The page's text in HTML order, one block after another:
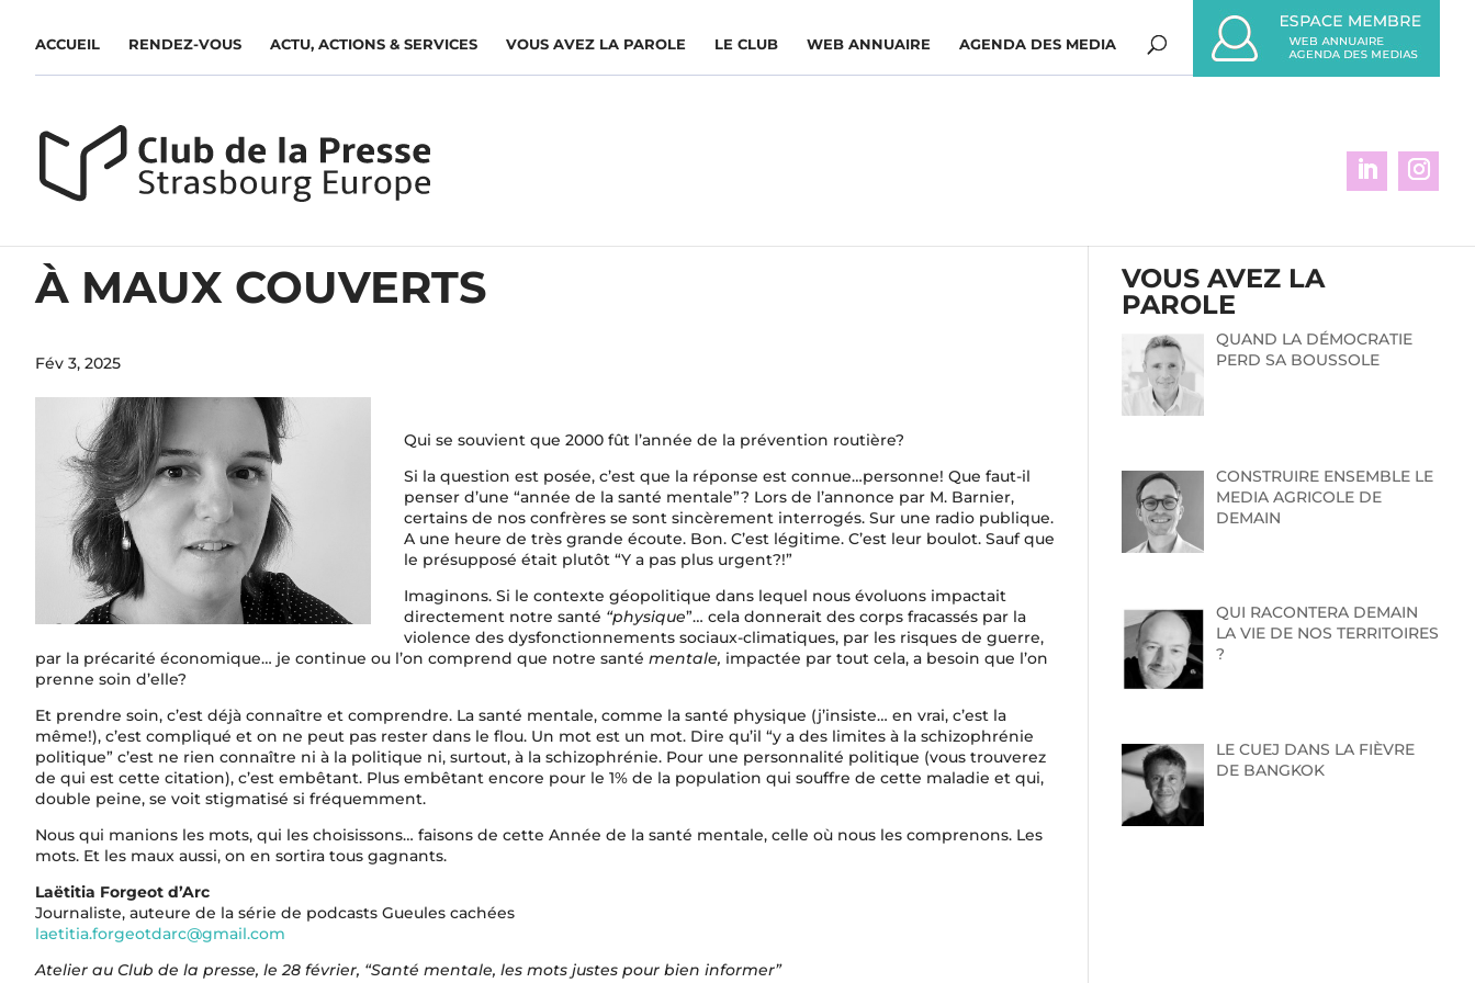
ACCUEIL RENDEZ-VOUS ACTU, ACTIONS & SERVICES VOUS AVEZ LA PAROLE LE CLUB WEB ANNUAIRE AGENDA DES MEDIA
À MAUX COUVERTS
Fév 3, 2025
Qui se souvient que 2000 fût l’année de la prévention routière?
Si la question est posée, c’est que la réponse est connue…personne! Que faut-il
penser d’une “année de la santé mentale”? Lors de l’annonce par M. Barnier,
certains de nos confrères se sont sincèrement interrogés. Sur une radio publique.
A une heure de très grande écoute. Bon. C’est légitime. C’est leur boulot. Sauf que
le présupposé était plutôt “Y a pas plus urgent?!”
Imaginons. Si le contexte géopolitique dans lequel nous évoluons impactait
directement notre santé “physique”… cela donnerait des corps fracassés par la
violence des dysfonctionnements sociaux-climatiques, par les risques de guerre,
par la précarité économique… je continue ou l’on comprend que notre santé mentale, impactée par tout cela, a besoin que l’on
prenne soin d’elle?
Et prendre soin, c’est déjà connaître et comprendre. La santé mentale, comme la santé physique (j’insiste… en vrai, c’est la
même!), c’est compliqué et on ne peut pas rester dans le flou. Un mot est un mot. Dire qu’il “y a des limites à la schizophrénie
politique” c’est ne rien connaître ni à la politique ni, surtout, à la schizophrénie. Pour une personnalité politique (vous trouverez
de qui est cette citation), c’est embêtant. Plus embêtant encore pour le 1% de la population qui souffre de cette maladie et qui,
double peine, se voit stigmatisé si fréquemment.
Nous qui manions les mots, qui les choisissons… faisons de cette Année de la santé mentale, celle où nous les comprenons. Les
mots. Et les maux aussi, on en sortira tous gagnants.
Laëtitia Forgeot d’Arc
Journaliste, auteure de la série de podcasts Gueules cachées
laetitia.forgeotdarc@gmail.com
Atelier au Club de la presse, le 28 février, “Santé mentale, les mots justes pour bien informer”
VOUS AVEZ LA
PAROLE
QUAND LA DÉMOCRATIE
PERD SA BOUSSOLE
CONSTRUIRE ENSEMBLE LE
MEDIA AGRICOLE DE
DEMAIN
QUI RACONTERA DEMAIN
LA VIE DE NOS TERRITOIRES
?
LE CUEJ DANS LA FIÈVRE
DE BANGKOK